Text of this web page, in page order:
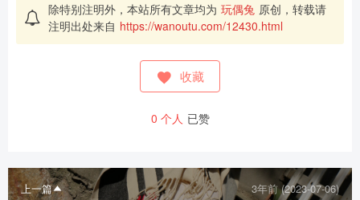
除特别注明外，本站所有文章均为 玩偶兔 原创，转载请
注明出处来自 https://wanoutu.com/12430.html
收藏
0 个人 已赞
上一篇 3年前 (2023-07-06)